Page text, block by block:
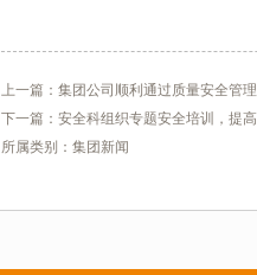
上一篇： 集团公司顺利通过质量安全管
下一篇： 安全科组织专题安全培训，提
所属类别：集团新闻